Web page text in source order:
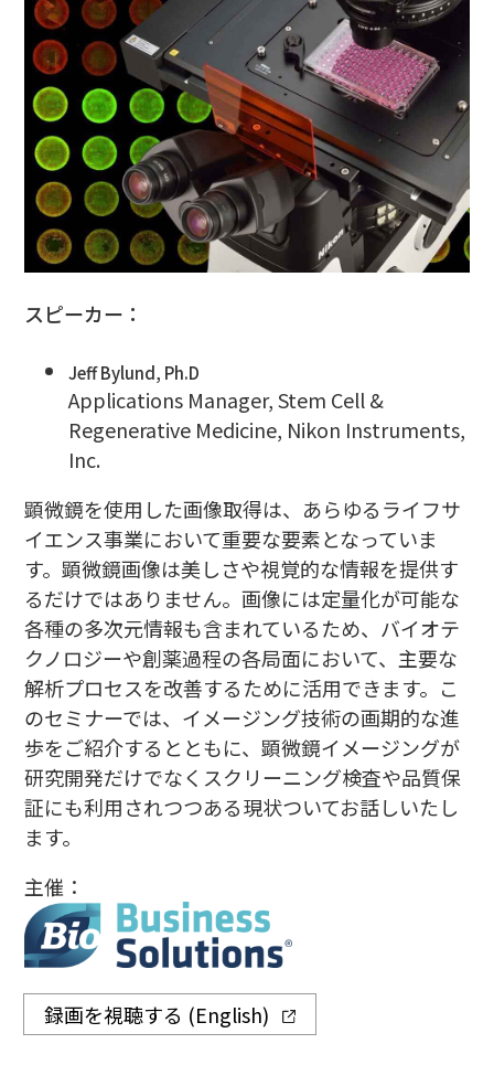
スピーカー：
Jeff Bylund, Ph.D
Applications Manager, Stem Cell &
Regenerative Medicine, Nikon Instruments,
Inc.
顕微鏡を使用した画像取得は、あらゆるライフサ
イエンス事業において重要な要素となっていま
す。顕微鏡画像は美しさや視覚的な情報を提供す
るだけではありません。画像には定量化が可能な
各種の多次元情報も含まれているため、バイオテ
クノロジーや創薬過程の各局面において、主要な
解析プロセスを改善するために活用できます。こ
のセミナーでは、イメージング技術の画期的な進
歩をご紹介するとともに、顕微鏡イメージングが
研究開発だけでなくスクリーニング検査や品質保
証にも利用されつつある現状ついてお話しいたし
ます。
主催：
録画を視聴する (English)